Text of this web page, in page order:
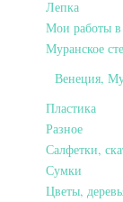
Лепка
Мои работы
Муранское
Венеция,
Пластика
Разное
Салфетки,
Сумки
Цветы,